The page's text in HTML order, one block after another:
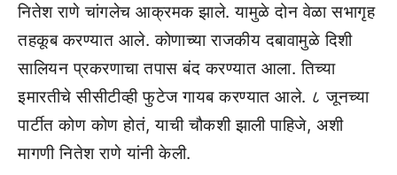
नितेश राणे चांगलेच आक्रमक झाले. यामुळे दोन वेळा सभागृह
तहकूब करण्यात आले. कोणाच्या राजकीय दबावामुळे दिशी
सालियन प्रकरणाचा तपास बंद करण्यात आला. तिच्या
इमारतीचे सीसीटीव्ही फुटेज गायब करण्यात आले. ८ जूनच्या
पार्टीत कोण कोण होतं, याची चौकशी झाली पाहिजे, अशी
मागणी नितेश राणे यांनी केली.